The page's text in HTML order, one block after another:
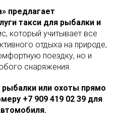
предлагает
такси для рыбалки и
который учитывает все
отдыха на природе,
поездку, но и
снаряжения.
рыбалки или охоты прямо
+7 909 419 02 39 для